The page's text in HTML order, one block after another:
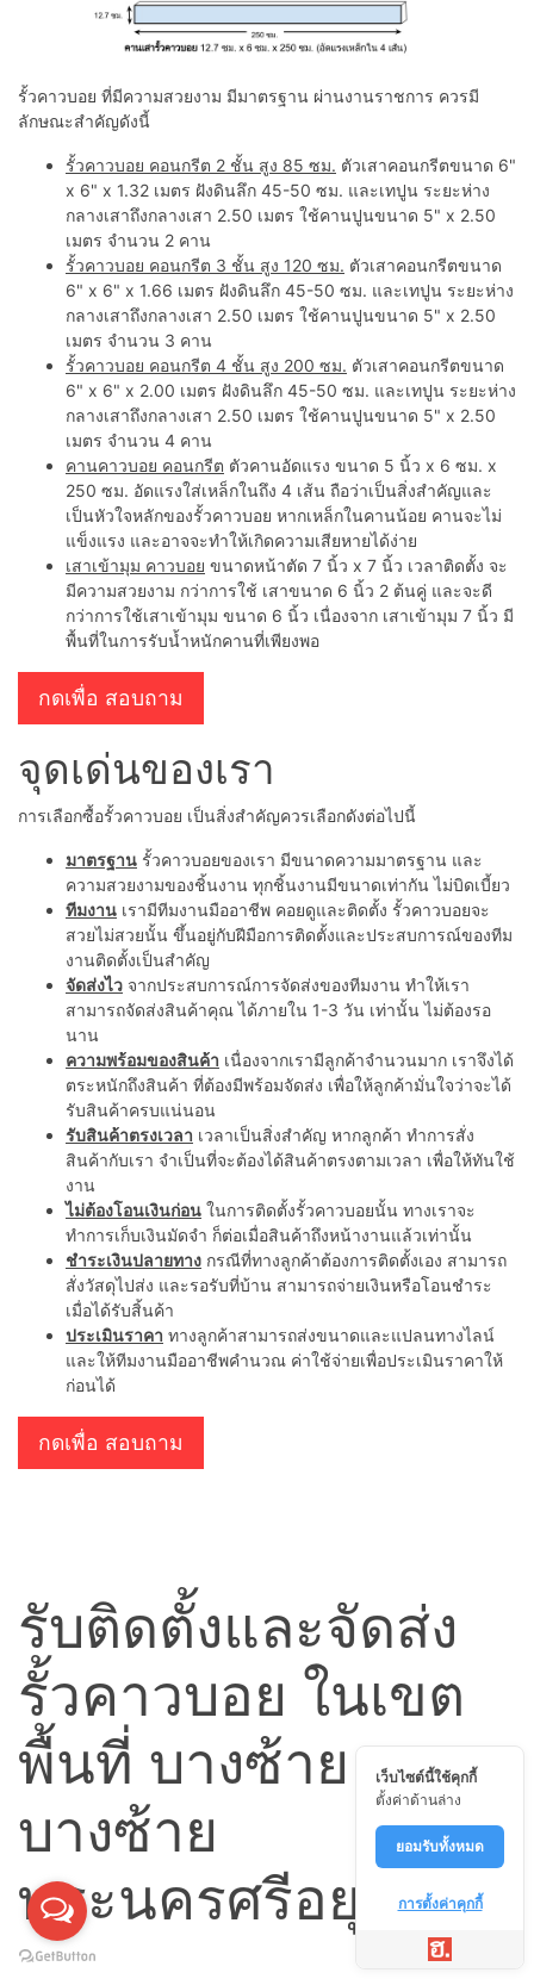
รั้วคาวบอย ที่มีความสวยงาม มีมาตรฐาน ผ่านงานราชการ ควรมี
ลักษณะสำคัญดังนี้
รั้วคาวบอย คอนกรีต 2 ชั้น สูง 85 ซม. ตัวเสาคอนกรีตขนาด 6"
x 6" x 1.32 เมตร ฝังดินลึก 45-50 ซม. และเทปูน ระยะห่าง
กลางเสาถึงกลางเสา 2.50 เมตร ใช้คานปูนขนาด 5" x 2.50
เมตร จำนวน 2 คาน
รั้วคาวบอย คอนกรีต 3 ชั้น สูง 120 ซม. ตัวเสาคอนกรีตขนาด
6" x 6" x 1.66 เมตร ฝังดินลึก 45-50 ซม. และเทปูน ระยะห่าง
กลางเสาถึงกลางเสา 2.50 เมตร ใช้คานปูนขนาด 5" x 2.50
เมตร จำนวน 3 คาน
รั้วคาวบอย คอนกรีต 4 ชั้น สูง 200 ซม. ตัวเสาคอนกรีตขนาด
6" x 6" x 2.00 เมตร ฝังดินลึก 45-50 ซม. และเทปูน ระยะห่าง
กลางเสาถึงกลางเสา 2.50 เมตร ใช้คานปูนขนาด 5" x 2.50
เมตร จำนวน 4 คาน
คานคาวบอย คอนกรีต ตัวคานอัดแรง ขนาด 5 นิ้ว x 6 ซม. x
250 ซม. อัดแรงใส่เหล็กในถึง 4 เส้น ถือว่าเป็นสิ่งสำคัญและ
เป็นหัวใจหลักของรั้วคาวบอย หากเหล็กในคานน้อย คานจะไม่
แข็งแรง และอาจจะทำให้เกิดความเสียหายได้ง่าย
เสาเข้ามุม คาวบอย ขนาดหน้าตัด 7 นิ้ว x 7 นิ้ว เวลาติดตั้ง จะ
มีความสวยงาม กว่าการใช้ เสาขนาด 6 นิ้ว 2 ต้นคู่ และจะดี
กว่าการใช้เสาเข้ามุม ขนาด 6 นิ้ว เนื่องจาก เสาเข้ามุม 7 นิ้ว มี
พื้นที่ในการรับน้ำหนักคานที่เพียงพอ
กดเพื่อ สอบถาม
จุดเด่นของเรา
การเลือกซื้อรั้วคาวบอย เป็นสิ่งสำคัญควรเลือกดังต่อไปนี้
มาตรฐาน รั้วคาวบอยของเรา มีขนาดความมาตรฐาน และ
ความสวยงามของชิ้นงาน ทุกชิ้นงานมีขนาดเท่ากัน ไม่บิดเบี้ยว
ทีมงาน เรามีทีมงานมืออาชีพ คอยดูและติดตั้ง รั้วคาวบอยจะ
สวยไม่สวยนั้น ขึ้นอยู่กับฝีมือการติดตั้งและประสบการณ์ของทีม
งานติดตั้งเป็นสำคัญ
จัดส่งไว จากประสบการณ์การจัดส่งของทีมงาน ทำให้เรา
สามารถจัดส่งสินค้าคุณ ได้ภายใน 1-3 วัน เท่านั้น ไม่ต้องรอ
นาน
ความพร้อมของสินค้า เนื่องจากเรามีลูกค้าจำนวนมาก เราจึงได้
ตระหนักถึงสินค้า ที่ต้องมีพร้อมจัดส่ง เพื่อให้ลูกค้ามั่นใจว่าจะได้
รับสินค้าครบแน่นอน
รับสินค้าตรงเวลา เวลาเป็นสิ่งสำคัญ หากลูกค้า ทำการสั่ง
สินค้ากับเรา จำเป็นที่จะต้องได้สินค้าตรงตามเวลา เพื่อให้ทันใช้
งาน
ไม่ต้องโอนเงินก่อน ในการติดตั้งรั้วคาวบอยนั้น ทางเราจะ
ทำการเก็บเงินมัดจำ ก็ต่อเมื่อสินค้าถึงหน้างานแล้วเท่านั้น
ชำระเงินปลายทาง กรณีที่ทางลูกค้าต้องการติดตั้งเอง สามารถ
สั่งวัสดุไปส่ง และรอรับที่บ้าน สามารถจ่ายเงินหรือโอนชำระ
เมื่อได้รับสิ้นค้า
ประเมินราคา ทางลูกค้าสามารถส่งขนาดและแปลนทางไลน์
และให้ทีมงานมืออาชีพคำนวณ ค่าใช้จ่ายเพื่อประเมินราคาให้
ก่อนได้
กดเพื่อ สอบถาม
รับติดตั้งและจัดส่ง
รั้วคาวบอย ในเขต
พื้นที่ บางซ้าย
บางซ้าย
พระนครศรีอยุธยา
เว็บไซต์นี้ใช้คุกกี้
ตั้งค่าด้านล่าง
ยอมรับทั้งหมด
การตั้งค่าคุกกี้